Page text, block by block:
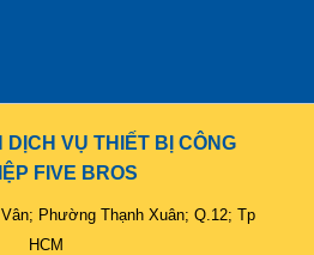
DỊCH VỤ THIẾT BỊ CÔNG
FIVE BROS
Phường Thạnh Xuân; Q.12; Tp
HCM